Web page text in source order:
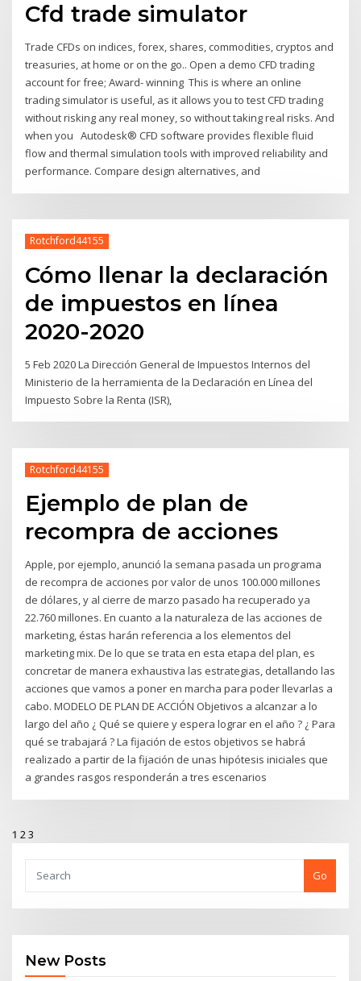
Cfd trade simulator
Trade CFDs on indices, forex, shares, commodities, cryptos and
treasuries, at home or on the go.​. Open a demo CFD trading
account for free​; Award- winning This is where an online
trading simulator is useful, as it allows you to test CFD trading
without risking any real money, so without taking real risks. And
when you Autodesk® CFD software provides flexible fluid
flow and thermal simulation tools with improved reliability and
performance. Compare design alternatives, and
Rotchford44155
Cómo llenar la declaración
de impuestos en línea
2020-2020
5 Feb 2020 La Dirección General de Impuestos Internos del
Ministerio de la herramienta de la Declaración en Línea del
Impuesto Sobre la Renta (ISR),
Rotchford44155
Ejemplo de plan de
recompra de acciones
Apple, por ejemplo, anunció la semana pasada un programa
de recompra de acciones por valor de unos 100.000 millones
de dólares, y al cierre de marzo pasado ha recuperado ya
22.760 millones. En cuanto a la naturaleza de las acciones de
marketing, éstas harán referencia a los elementos del
marketing mix. De lo que se trata en esta etapa del plan, es
concretar de manera exhaustiva las estrategias, detallando las
acciones que vamos a poner en marcha para poder llevarlas a
cabo. MODELO DE PLAN DE ACCIÓN Objetivos a alcanzar a lo
largo del año ¿ Qué se quiere y espera lograr en el año ? ¿ Para
qué se trabajará ? La fijación de estos objetivos se habrá
realizado a partir de la fijación de unas hipótesis iniciales que
a grandes rasgos responderán a tres escenarios
1 23
Go
New Posts